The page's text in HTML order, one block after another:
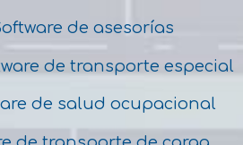
de asesorías
de transporte especial
de salud ocupacional